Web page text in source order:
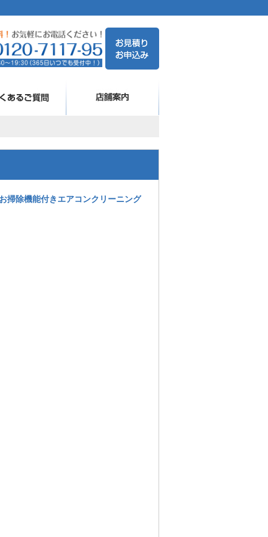
掃除機能付きエアコンクリーニング